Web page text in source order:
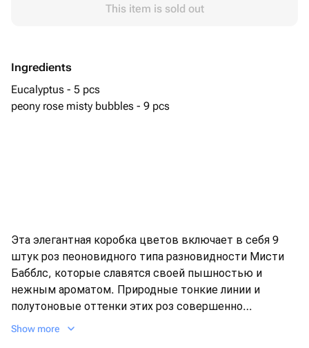
This item is sold out
Ingredients
Eucalyptus - 5 pcs
peony rose misty bubbles - 9 pcs
Эта элегантная коробка цветов включает в себя 9
штук роз пеоновидного типа разновидности Мисти
Бабблс, которые славятся своей пышностью и
нежным ароматом. Природные тонкие линии и
полутоновые оттенки этих роз совершенно
очаровывают. Кроме того, композицию великолепно
Show more